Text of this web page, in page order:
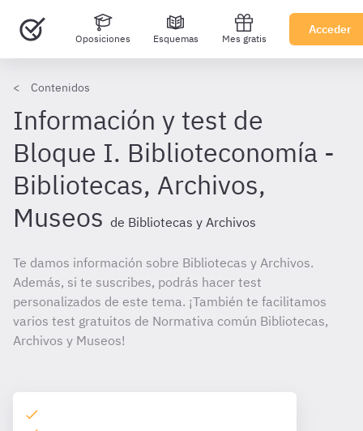
Oposiciones Esquemas Mes gratis
Acceder
Contenidos
Información y test de
Bloque I. Biblioteconomía -
Bibliotecas, Archivos,
Museos de Bibliotecas y Archivos
Te damos información sobre Bibliotecas y Archivos.
Además, si te suscribes, podrás hacer test
personalizados de este tema. ¡También te facilitamos
varios test gratuitos de Normativa común Bibliotecas,
Archivos y Museos!